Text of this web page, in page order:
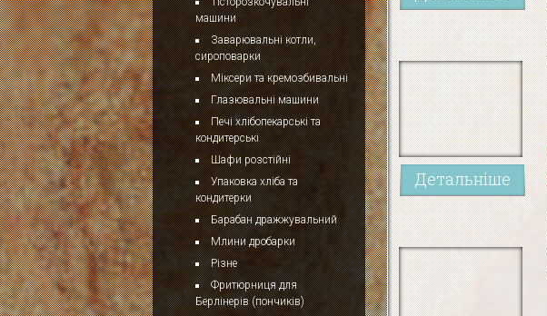
машини
Заварювальні котли,
сироповарки
Міксери та кремозбивальні
Глазювальні машини
Печі хлібопекарські та
кондитерські
Шафи розстійні
Упаковка хліба та
кондитерки
Барабан дражжувальний
Млини дробарки
Різне
Фритюрниця для
Берлінерів (пончиків)
Детальніше